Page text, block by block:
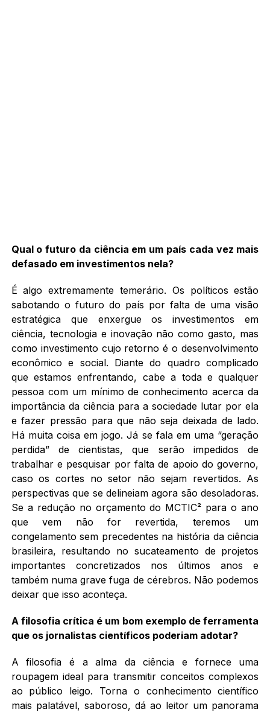
Qual o futuro da ciência em um país cada vez mais
defasado em investimentos nela?
É algo extremamente temerário. Os políticos estão
sabotando o futuro do país por falta de uma visão
estratégica que enxergue os investimentos em
ciência, tecnologia e inovação não como gasto, mas
como investimento cujo retorno é o desenvolvimento
econômico e social. Diante do quadro complicado
que estamos enfrentando, cabe a toda e qualquer
pessoa com um mínimo de conhecimento acerca da
importância da ciência para a sociedade lutar por ela
e fazer pressão para que não seja deixada de lado.
Há muita coisa em jogo. Já se fala em uma “geração
perdida” de cientistas, que serão impedidos de
trabalhar e pesquisar por falta de apoio do governo,
caso os cortes no setor não sejam revertidos. As
perspectivas que se delineiam agora são desoladoras.
Se a redução no orçamento do MCTIC² para o ano
que vem não for revertida, teremos um
congelamento sem precedentes na história da ciência
brasileira, resultando no sucateamento de projetos
importantes concretizados nos últimos anos e
também numa grave fuga de cérebros. Não podemos
deixar que isso aconteça.
A filosofia crítica é um bom exemplo de ferramenta
que os jornalistas científicos poderiam adotar?
A filosofia é a alma da ciência e fornece uma
roupagem ideal para transmitir conceitos complexos
ao público leigo. Torna o conhecimento científico
mais palatável, saboroso, dá ao leitor um panorama